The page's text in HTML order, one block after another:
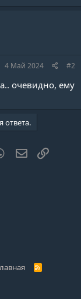
4 Май 2024 #2
очевидно, ему
ответа.
WhatsApp
R